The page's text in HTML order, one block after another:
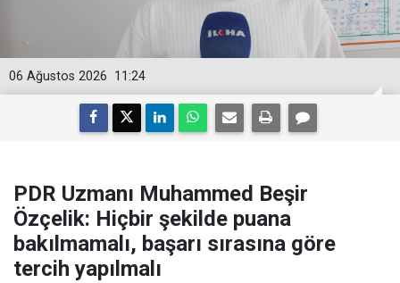
11:24
06 Ağustos 2026
PDR Uzmanı Muhammed Beşir
Özçelik: Hiçbir şekilde puana
bakılmamalı, başarı sırasına göre
tercih yapılmalı